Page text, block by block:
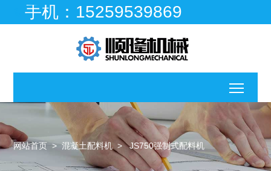
手机：15259539869
网站首页 > 混凝土配料机 > JS750强制式配料机